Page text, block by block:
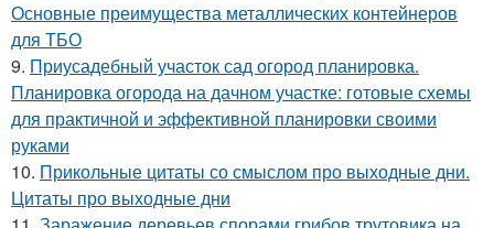
Основные преимущества металлических контейнеров
для ТБО
9. Приусадебный участок сад огород планировка.
Планировка огорода на дачном участке: готовые схемы
для практичной и эффективной планировки своими
руками
10. Прикольные цитаты со смыслом про выходные дни.
Цитаты про выходные дни